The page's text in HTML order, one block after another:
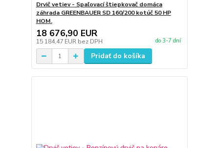
Drvič vetiev - Spaľovací štiepkovač domáca
záhrada GREENBAUER SD 160/200 kotúč 50 HP
HOM.
18 676,90 EUR
15 184,47 EUR bez DPH do 3-7 dní
Pridať do košíka